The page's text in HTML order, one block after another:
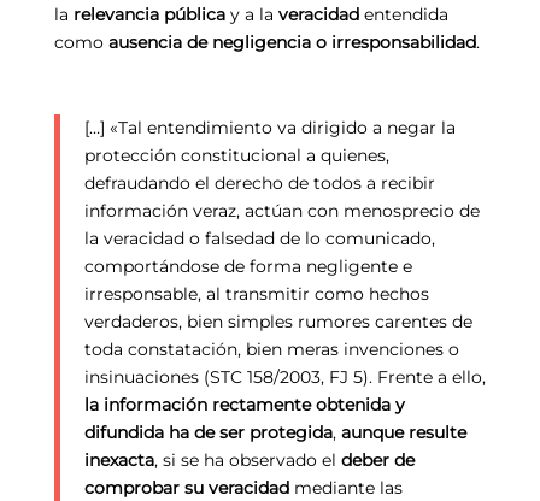
la relevancia públicay a la veracidad entendida
como ausencia de negligencia o irresponsabilidad.
[…] «Tal entendimiento va dirigido a negar la
protección constitucional a quienes,
defraudando el derecho de todos a recibir
información veraz, actúan con menosprecio de
la veracidad o falsedad de lo comunicado,
comportándose de forma negligente e
irresponsable, al transmitir como hechos
verdaderos, bien simples rumores carentes de
toda constatación, bien meras invenciones o
insinuaciones (STC 158/2003, FJ 5). Frente a ello,
la información rectamente obtenida y
difundida ha de ser protegida, aunque resulte
inexacta, si se ha observado el deber de
comprobar su veracidad mediante las